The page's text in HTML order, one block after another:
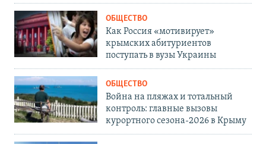
ОБЩЕСТВО
Как Россия «мотивирует»
крымских абитуриентов
поступать в вузы Украины
ОБЩЕСТВО
Война на пляжах и тотальный
контроль: главные вызовы
курортного сезона-2026 в Крыму